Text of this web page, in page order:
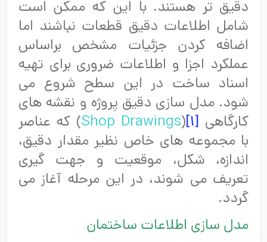
دقیق تر هستند. با این که ممکن است
شامل اطلاعات دقیق قطعات نباشند اما
اضافه کردن جزئیات مشخص براساس
عملکرد اجزا و اطلاعات ضروری برای تهیه
اسناد ساخت در این سطح شروع می
شود. مدل سازی دقیق پروژه و نقشه های
کارگاهی
(
Shop Drawings) که عناصر
با مجموعه های خاص نظیر مقدار دقیق،
اندازه، شکل، موقعیت و جهت گیری
تعریف می شوند، در این مرحله آغاز می
گردد.
مدل سازی اطلاعات ساختمان